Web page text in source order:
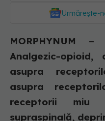
Urmărește-
MORPHYNUM
Analgezic-opioid,
asupra
asupra
receptorii miu
supraspinală,